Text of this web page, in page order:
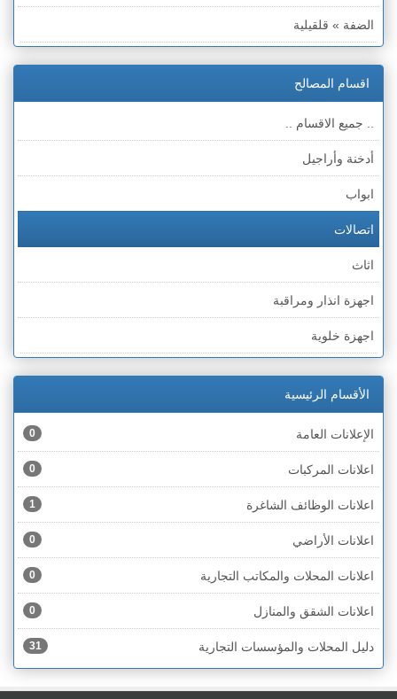
الضفة » قلقيلية
الضفة » رام الله والبيره
الضفة » أريحا
الضفة » الخليل
الضفة » بيت لحم
قطاع غزة
الخط الأخضر » حيفا
الخط الأخضر » رهط
الخط الأخضر » أم الفحم
الخط الأخضر » الناصرة
الخط الأخضر » عكا ونهاريا
الخط الأخضر » الجليل
الخط الأخضر » مرج ابن عامر
الخط الأخضر » البطوف
الخط الأخضر » الجولان
الخط الأخضر » الشارون
الخط الأخضر » القدس
اقسام المصالح
.. جميع الاقسام ..
أدخنة وأراجيل
ابواب
اتصالات
اثاث
اجهزة انذار ومراقبة
اجهزة خلوية
اجهزة كهربائية
اجهزة مكتبية
احذية
اختام
اخشاب
ادوات رياضية
ادوات صحية
ادوات كهربائية
ادوات منزلية
الأقسام الرئيسية
الإعلانات العامة 0
اعلانات المركبات 0
اعلانات الوظائف الشاغرة 1
اعلانات الأراضي 0
اعلانات المحلات والمكاتب التجارية 0
اعلانات الشقق والمنازل 0
دليل المحلات والمؤسسات التجارية 31